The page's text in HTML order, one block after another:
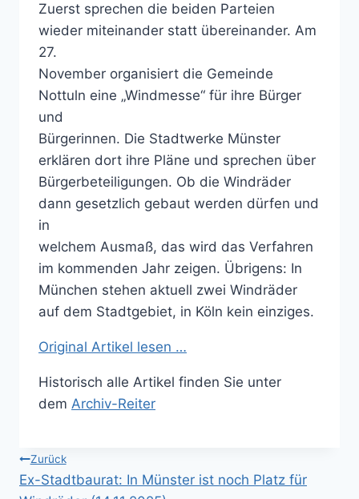
Zuerst sprechen die beiden Parteien
wieder miteinander statt übereinander. Am
27.
November organisiert die Gemeinde
Nottuln eine „Windmesse“ für ihre Bürger
und
Bürgerinnen. Die Stadtwerke Münster
erklären dort ihre Pläne und sprechen über
Bürgerbeteiligungen. Ob die Windräder
dann gesetzlich gebaut werden dürfen und
in
welchem Ausmaß, das wird das Verfahren
im kommenden Jahr zeigen. Übrigens: In
München stehen aktuell zwei Windräder
auf dem Stadtgebiet, in Köln kein einziges.
Original Artikel lesen …
Historisch alle Artikel finden Sie unter
dem Archiv-Reiter
Beitragsnavigation
Zurück
Ex-Stadtbaurat: In Münster ist noch Platz für